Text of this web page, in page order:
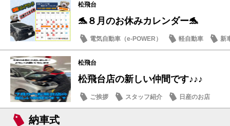
松飛台
🐬８月のお休みカレンダー🐬
電気自動車（e-POWER） 軽自動車
新
日産のお店
松飛台
松飛台店の新しい仲間です♪♪♪
ご挨拶 スタッフ紹介 日産のお店
納車式